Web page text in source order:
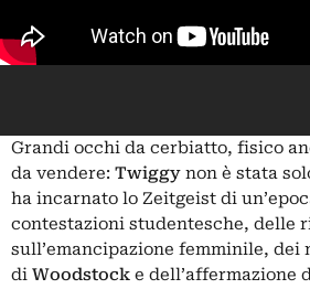
Grandi occhi da cerbiatto, fisico
da vendere: Twiggy non è stata
ha incarnato lo Zeitgeist di
contestazioni studentesche, delle
sull’emancipazione femminile,
di Woodstock e dell’affermazione